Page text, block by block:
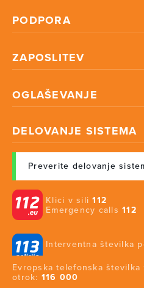
PODPORA
ZAPOSLITEV
OGLAŠEVANJE
DELOVANJE SISTEMA
Preverite delovanje
Klici v sili112
Emergency calls 112
Interventna številka
Evropska telefonska
otrok: 116 000